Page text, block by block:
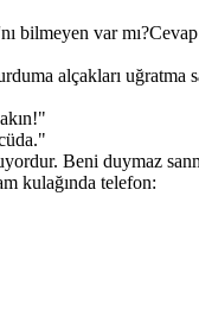
bilmeyen var
alçakları uğratma
Beni duymaz
kulağında telefon: